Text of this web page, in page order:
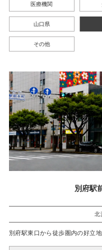
医療機関
山口県
その他
別府駅
北
別府駅東口から徒歩圏内の好立